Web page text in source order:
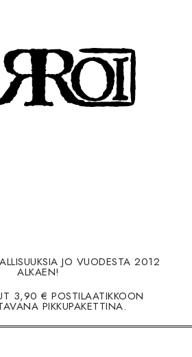
JO VUODESTA 2012
ALKAEN!
3,90 € POSTILAATIKKOON
PIKKUPAKETTINA.